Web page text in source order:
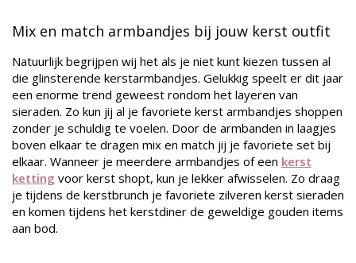
Mix en match armbandjes bij jouw kerst outfit
Natuurlijk begrijpen wij het als je niet kunt kiezen tussen al
die glinsterende kerstarmbandjes. Gelukkig speelt er dit jaar
een enorme trend geweest rondom het layeren van
sieraden. Zo kun jij al je favoriete kerst armbandjes shoppen
zonder je schuldig te voelen. Door de armbanden in laagjes
boven elkaar te dragen mix en match jij je favoriete set bij
elkaar. Wanneer je meerdere armbandjes of een kerst
ketting voor kerst shopt, kun je lekker afwisselen. Zo draag
je tijdens de kerstbrunch je favoriete zilveren kerst sieraden
en komen tijdens het kerstdiner de geweldige gouden items
aan bod.